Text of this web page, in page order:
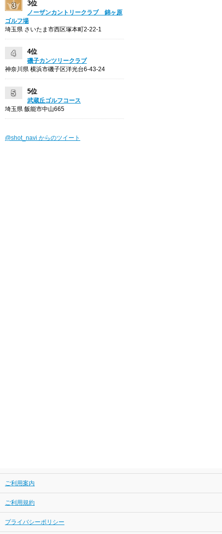
3位
ノーザンカントリークラブ 錦ヶ原
ゴルフ場
埼玉県 さいたま市西区塚本町2-22-1
4位
磯子カンツリークラブ
神奈川県 横浜市磯子区洋光台6-43-24
5位
武蔵丘ゴルフコース
埼玉県 飯能市中山665
@shot_navi からのツイート
ご利用案内
ご利用規約
プライバシーポリシー